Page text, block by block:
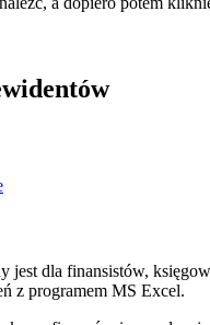
jest dla finansistów,
z programem MS Excel.